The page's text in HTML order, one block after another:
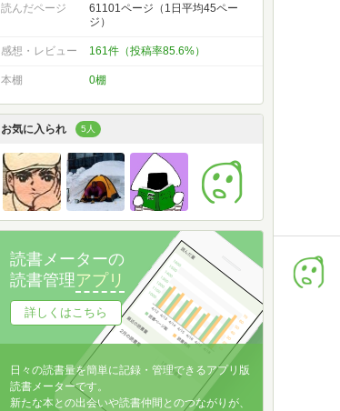
読んだページ
61101ページ（1日平均45ペー
ジ）
感想・レビュー 161件（投稿率85.6%）
本棚 0棚
お気に入られ 5人
読書メーターの
読書管理アプリ
詳しくはこちら
日々の読書量を簡単に記録・管理できるアプリ版
読書メーターです。
新たな本との出会いや読書仲間とのつながりが、